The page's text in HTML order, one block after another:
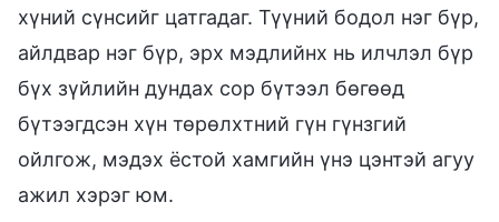
хүний сүнсийг цатгадаг. Түүний бодол нэг бүр,
айлдвар нэг бүр, эрх мэдлийнх нь илчлэл бүр
бүх зүйлийн дундах сор бүтээл бөгөөд
бүтээгдсэн хүн төрөлхтний гүн гүнзгий
ойлгож, мэдэх ёстой хамгийн үнэ цэнтэй агуу
ажил хэрэг юм.